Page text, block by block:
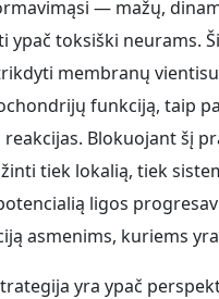
— mažų,
ypač toksiški neurams.
membranų
funkciją, taip
Blokuojant šį
tiek lokalią, tiek
ligos
asmenims, kuriems
yra ypač